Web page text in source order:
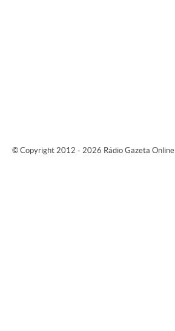
© Copyright 2012 - 2026 Rádio Gazeta Online